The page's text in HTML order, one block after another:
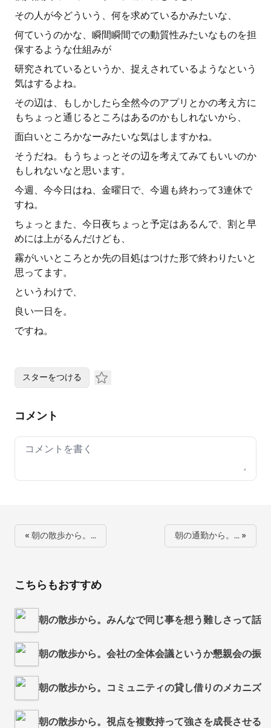
その人が今どういう、何を求めているかみたいな、
何ていうのかな、瞬間瞬間での動質性みたいなものを担
保するような仕組みが
研究されているというか、捉えされているようなという
気はするよね。
その辺は、もしかしたら全然今のアプリとかの考え方に
もちょっと通じるところはあるのかもしれないから、
面白いところかなーみたいな気はしますかね。
そうだね。もうちょっとその辺を考えてみてもいいのか
もしれないなと思います。
今週、今今日はね、金曜日で、今週も終わって3連休で
すね。
ちょっとまた、今日夜ちょっと予定はあるんで、割と早
めには上がるんだけども、
霧がいいところとか先の目処はつけた形で終わりたいと
思ってます。
というわけで、
良い一日を。
ですね。
スターをつける
コメント
Your comment
« 朝の散歩から。… 朝の通勤から。… »
こちらもおすすめ
朝の散歩から。みんなで同じ事を想う難しさって話
朝の散歩から。会社の全体会議というか懇親会の振
朝の散歩から。コミュニティの貸し借りのメカニズ
朝の散歩から。視点を複数持って強さを成長させる